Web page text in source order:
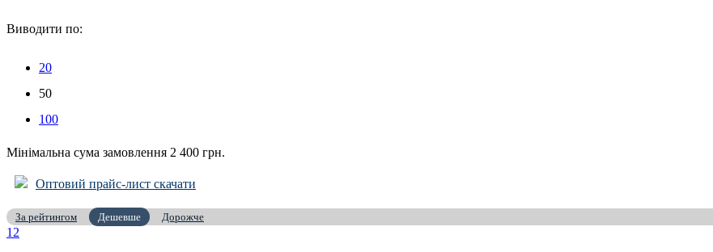
Виводити по:
20
50
100
Мінімальна сума замовлення 2 400 грн.
Оптовий прайс-лист скачати
За рейтингом Дешевше Дорожче
12